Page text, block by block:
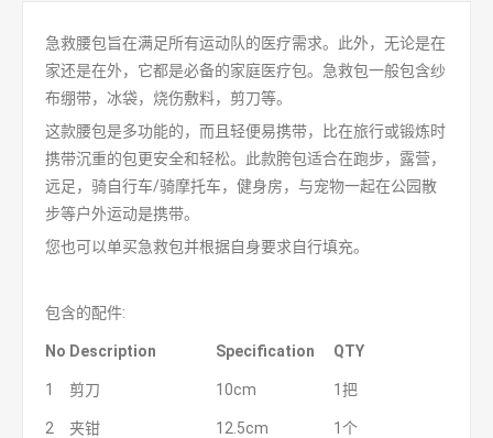
急救腰包旨在满足所有运动队的医疗需求。此外，无论是在
家还是在外，它都是必备的家庭医疗包。急救包一般包含纱
布绷带，冰袋，烧伤敷料，剪刀等。
这款腰包是多功能的，而且轻便易携带，比在旅行或锻炼时
携带沉重的包更安全和轻松。此款胯包适合在跑步，露营，
远足，骑自行车/骑摩托车，健身房，与宠物一起在公园散
步等户外运动是携带。
您也可以单买急救包并根据自身要求自行填充。
包含的配件:
No Description Specification QTY
1 剪刀 10cm 1把
2 夹钳 12.5cm 1个